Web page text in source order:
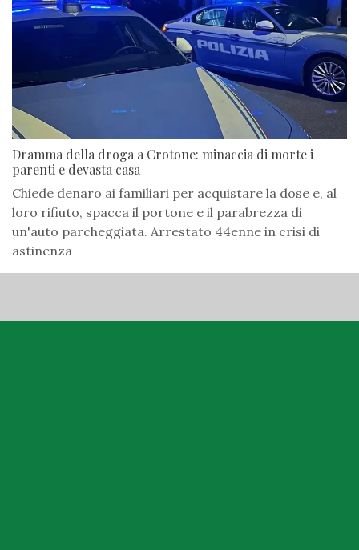
Dramma della droga a Crotone: minaccia di morte i
parenti e devasta casa
Chiede denaro ai familiari per acquistare la dose e, al
loro rifiuto, spacca il portone e il parabrezza di
un'auto parcheggiata. Arrestato 44enne in crisi di
astinenza